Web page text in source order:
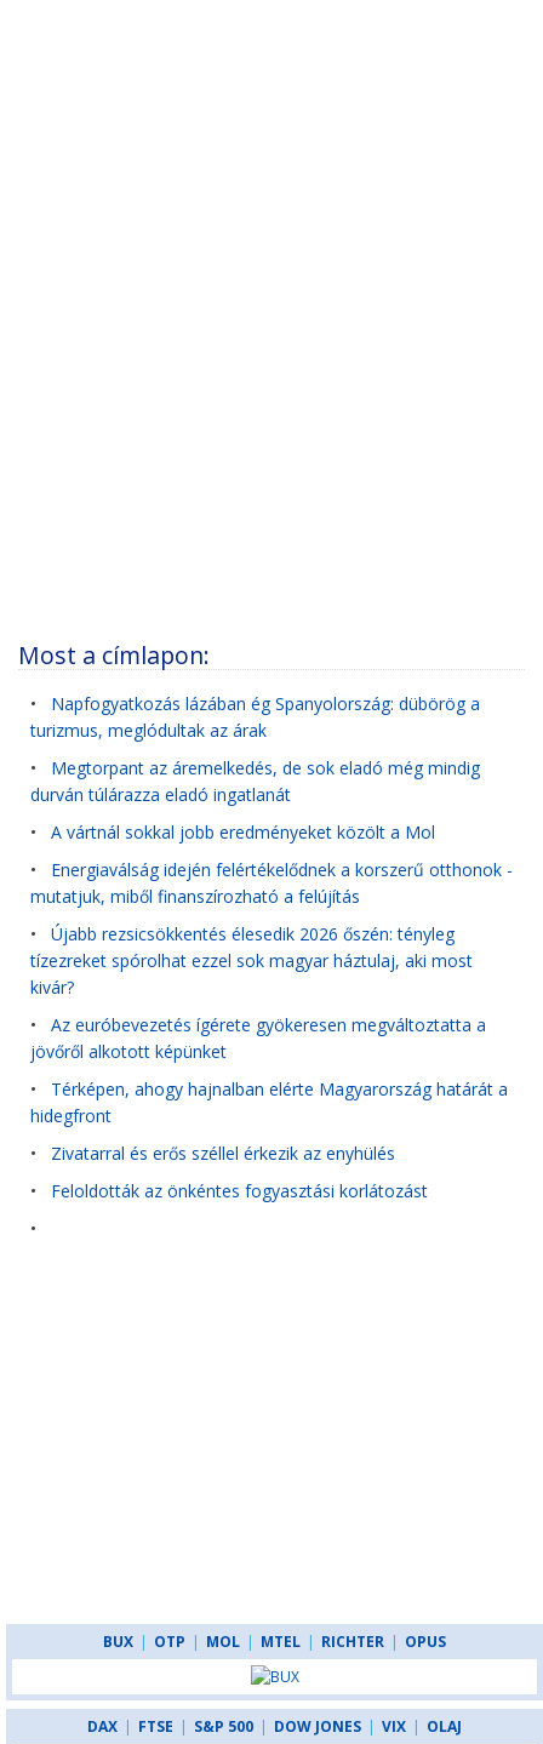
Most a címlapon:
• Napfogyatkozás lázában ég Spanyolország: dübörög a
turizmus, meglódultak az árak
• Megtorpant az áremelkedés, de sok eladó még mindig
durván túlárazza eladó ingatlanát
• A vártnál sokkal jobb eredményeket közölt a Mol
• Energiaválság idején felértékelődnek a korszerű otthonok -
mutatjuk, miből finanszírozható a felújítás
• Újabb rezsicsökkentés élesedik 2026 őszén: tényleg
tízezreket spórolhat ezzel sok magyar háztulaj, aki most
kivár?
• Az euróbevezetés ígérete gyökeresen megváltoztatta a
jövőről alkotott képünket
• Térképen, ahogy hajnalban elérte Magyarország határát a
hidegfront
• Zivatarral és erős széllel érkezik az enyhülés
• Feloldották az önkéntes fogyasztási korlátozást
•
BUX | OTP | MOL | MTEL | RICHTER | OPUS
DAX | FTSE | S&P 500 | DOW JONES | VIX | OLAJ